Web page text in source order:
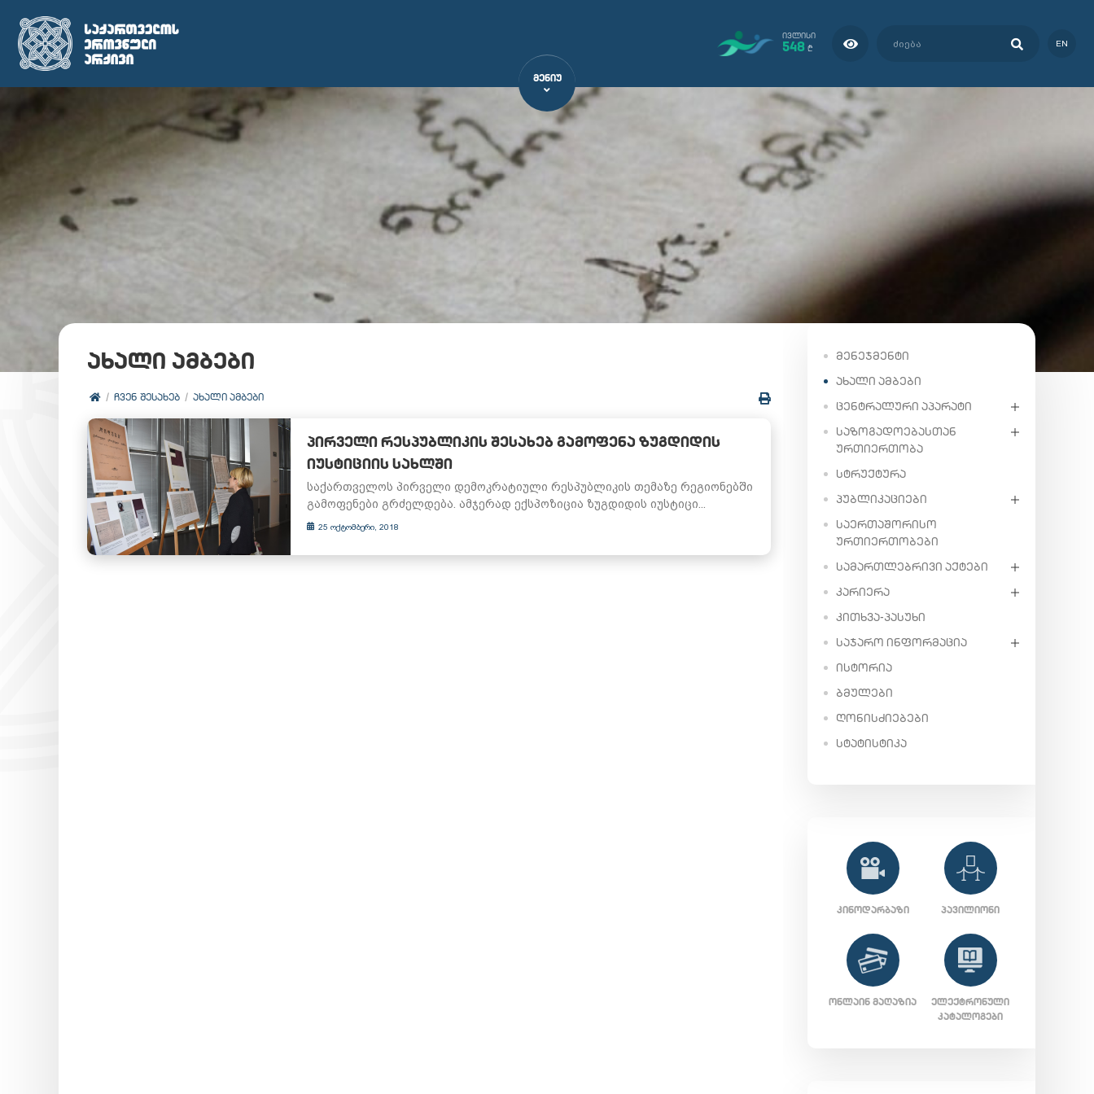
ᲘᲕᲚᲘᲡᲘ
548 ₾ EN
ᲛᲔᲜᲘᲣ
ახალი ამბები
ᲩᲕᲔᲜ ᲨᲔᲡᲐᲮᲔᲑ ᲐᲮᲐᲚᲘ ᲐᲛᲑᲔᲑᲘ
ᲞᲘᲠᲕᲔᲚᲘ ᲠᲔᲡᲞᲣᲑᲚᲘᲙᲘᲡ ᲨᲔᲡᲐᲮᲔᲑ ᲒᲐᲛᲝᲤᲔᲜᲐ ᲖᲣᲒᲓᲘᲓᲘᲡ
ᲘᲣᲡᲢᲘᲪᲘᲘᲡ ᲡᲐᲮᲚᲨᲘ
საქართველოს პირველი დემოკრატიული რესპუბლიკის თემაზე რეგიონებში
გამოფენები გრძელდება. ამჯერად ექსპოზიცია ზუგდიდის იუსტიცი...
25 ოქტომბერი, 2018
ᲛᲔᲜᲔᲯᲛᲔᲜᲢᲘ
ᲐᲮᲐᲚᲘ ᲐᲛᲑᲔᲑᲘ
ᲪᲔᲜᲢᲠᲐᲚᲣᲠᲘ ᲐᲞᲐᲠᲐᲢᲘ
ᲡᲐᲖᲝᲒᲐᲓᲝᲔᲑᲐᲡᲗᲐᲜ
ᲣᲠᲗᲘᲔᲠᲗᲝᲑᲐ
ᲡᲢᲠᲣᲥᲢᲣᲠᲐ
ᲞᲣᲑᲚᲘᲙᲐᲪᲘᲔᲑᲘ
ᲡᲐᲔᲠᲗᲐᲨᲝᲠᲘᲡᲝ
ᲣᲠᲗᲘᲔᲠᲗᲝᲑᲔᲑᲘ
ᲡᲐᲛᲐᲠᲗᲚᲔᲑᲠᲘᲕᲘ ᲐᲥᲢᲔᲑᲘ
ᲙᲐᲠᲘᲔᲠᲐ
ᲙᲘᲗᲮᲕᲐ-ᲞᲐᲡᲣᲮᲘ
ᲡᲐᲯᲐᲠᲝ ᲘᲜᲤᲝᲠᲛᲐᲪᲘᲐ
ᲘᲡᲢᲝᲠᲘᲐ
ᲑᲛᲣᲚᲔᲑᲘ
ᲦᲝᲜᲘᲡᲫᲘᲔᲑᲔᲑᲘ
ᲡᲢᲐᲢᲘᲡᲢᲘᲙᲐ
ᲙᲘᲜᲝᲓᲐᲠᲑᲐᲖᲘ ᲞᲐᲕᲘᲚᲘᲝᲜᲘ
ᲝᲜᲚᲐᲘᲜ ᲛᲐᲦᲐᲖᲘᲐ
ᲔᲚᲔᲥᲢᲠᲝᲜᲣᲚᲘ
ᲙᲐᲢᲐᲚᲝᲒᲔᲑᲘ